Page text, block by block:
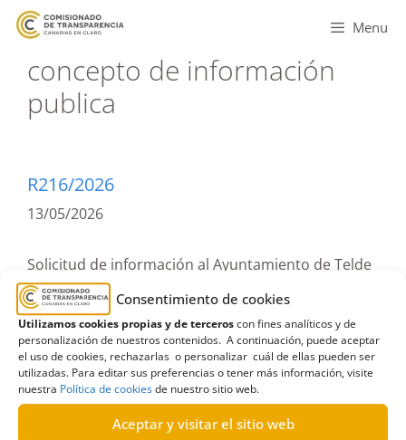
Consentimiento de cookies
Utilizamos cookies propias y de terceroscon fines analíticos y de
personalización de nuestros contenidos. A continuación, puede aceptar
el uso de cookies, rechazarlas o personalizar cuál de ellas pueden ser
utilizadas. Para editar sus preferencias o tener más información, visite
nuestra Política de cookiesde nuestro sitio web.
Aceptar y visitar el sitio web
Menu
concepto de información
publica
R216/2026
13/05/2026
Solicitud de información al Ayuntamiento de Telde
relativa al informe de auditoría y gestión del centro
ocupacional Cruz de Jerez- Acojer| Inadmisión
Leer más
Ayuntamiento de Telde,Ayuntamientos,
concepto de información publica,Información